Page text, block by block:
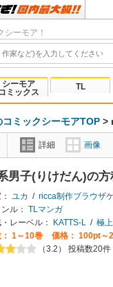
ーモア！
シーモア
ミックス
TL
ミックシーモアTOP >
詳細 画像
男子(りけだん)の
ユカ / ricca制作ブラウザ
ル： TLマンガ
レーベル：
KATTS-L / 極
1～10巻
価格： 100pt～
（3.2） 投稿数20件